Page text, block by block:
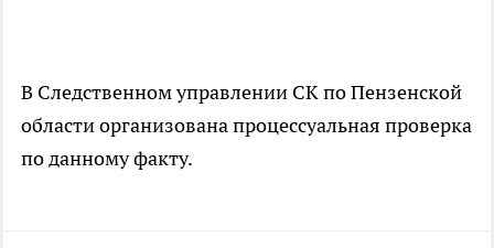
В Следственном управлении СК по Пензенской
области организована процессуальная проверка
по данному факту.